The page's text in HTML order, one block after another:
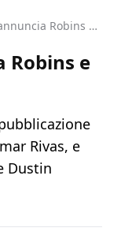
La DC Comics annuncia Robins e Robin & Batman!
Robins e
Rivas, e
Dustin